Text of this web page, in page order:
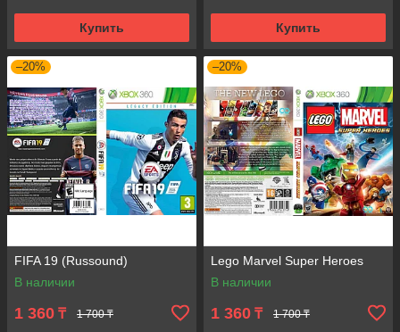
Купить Купить
–20%
FIFA 19 (Russound)
В наличии
1 360 ₸ 1 700 ₸
–20%
Lego Marvel Super Heroes
В наличии
1 360 ₸ 1 700 ₸